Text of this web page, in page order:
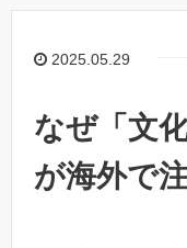
2025.05.29
なぜ「文
が海外で